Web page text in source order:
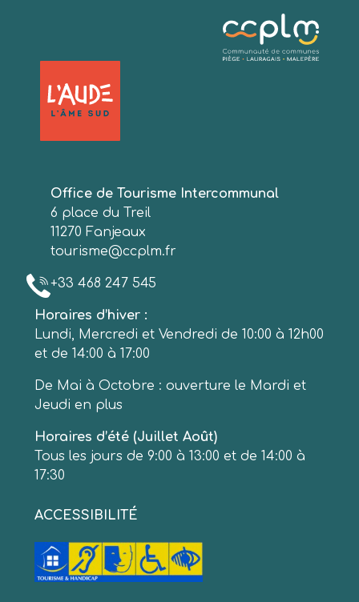
Office de Tourisme Intercommunal
6 place du Treil
11270 Fanjeaux
tourisme@ccplm.fr
+33 468 247 545
Horaires d’hiver :
Lundi, Mercredi et Vendredi de 10:00 à 12h00
et de 14:00 à 17:00
De Mai à Octobre : ouverture le Mardi et
Jeudi en plus
Horaires d’été (Juillet Août)
Tous les jours de 9:00 à 13:00 et de 14:00 à
17:30
ACCESSIBILITÉ